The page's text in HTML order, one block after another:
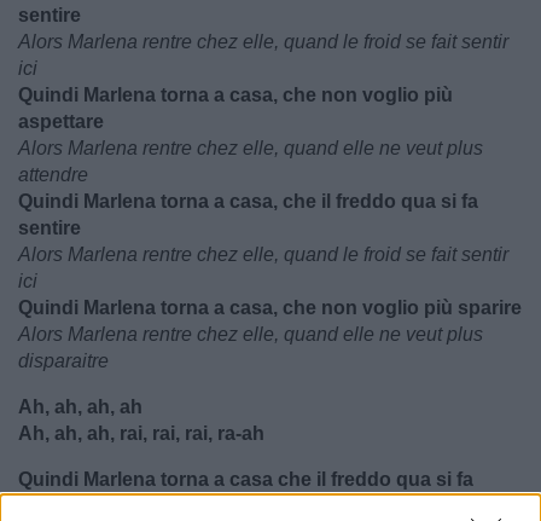
sentire
Alors Marlena rentre chez elle, quand le froid se fait sentir
ici
Quindi Marlena torna a casa, che non voglio più
aspettare
Alors Marlena rentre chez elle, quand elle ne veut plus
attendre
Quindi Marlena torna a casa, che il freddo qua si fa
sentire
Alors Marlena rentre chez elle, quand le froid se fait sentir
ici
Quindi Marlena torna a casa, che non voglio più sparire
Alors Marlena rentre chez elle, quand elle ne veut plus
disparaitre
Ah, ah, ah, ah
Ah, ah, ah, rai, rai, rai, ra-ah
Quindi Marlena torna a casa che il freddo qua si fa